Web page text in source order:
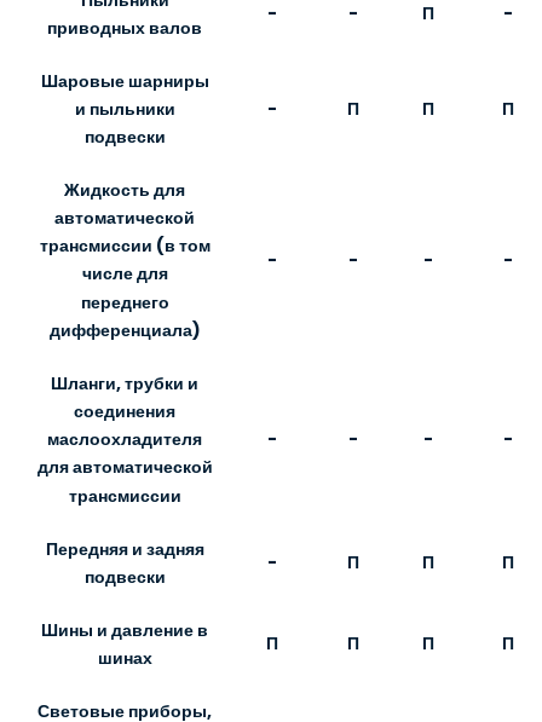
приводных валов
- - П -
Шаровые шарниры
и пыльники
подвески
- П П П
Жидкость для
автоматической
трансмиссии (в том
числе для
переднего
дифференциала)
- - - -
Шланги, трубки и
соединения
маслоохладителя
для автоматической
трансмиссии
- - - -
Передняя и задняя
подвески
- П П П
Шины и давление в
шинах
П П П П
Световые приборы,